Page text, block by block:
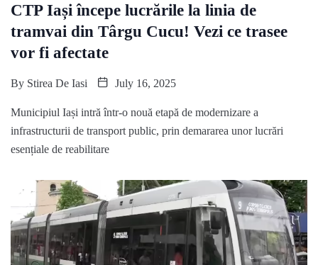
CTP Iași începe lucrările la linia de
tramvai din Târgu Cucu! Vezi ce trasee
vor fi afectate
By Stirea De Iasi July 16, 2025
Municipiul Iași intră într-o nouă etapă de modernizare a
infrastructurii de transport public, prin demararea unor lucrări
esențiale de reabilitare